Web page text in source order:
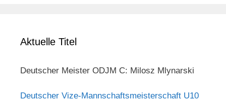
Aktuelle Titel
Deutscher Meister ODJM C: Milosz Mlynarski
Deutscher Vize-Mannschaftsmeisterschaft U10